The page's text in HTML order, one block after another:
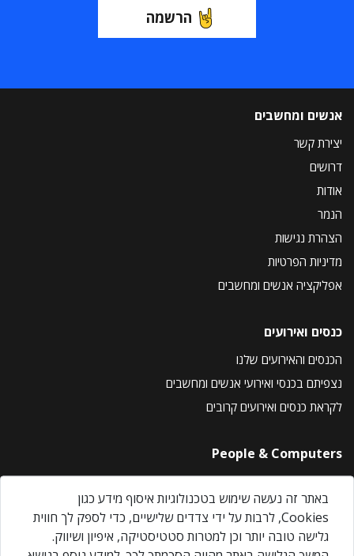
הרשמה
אנשים ומחשבים
יצירת קשר
דרושים
אודות
הנמר
הצהרת נגישות
מדיניות הפרטיות
אפליקציה אנשים ומחשבים
כנסים ואירועים
הכנסים והאירועים שלנו
נצפיתם בכנסי ואירועי אנשים ומחשבים
לקראת כנסים ואירועים קרובים
People & Computers
About Us
Privacy Policy
Contact Us
Our Events
באתר זה נעשה שימוש בטכנולוגיות איסוף מידע כגון
Cookies, לרבות על ידי צדדים שלישיים, כדי לספק לך חווית
גלישה טובה יותר וכן למטרות סטטיסטיקה, איפיון ושיווק.